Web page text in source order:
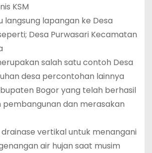
KSM
langsung lapangan ke Desa
Desa Purwasari Kecamatan
salah satu contoh Desa
desa percontohan lainnya
Bogor yang telah berhasil
pembangunan dan merasakan
vertikal untuk menangani
air hujan saat musim